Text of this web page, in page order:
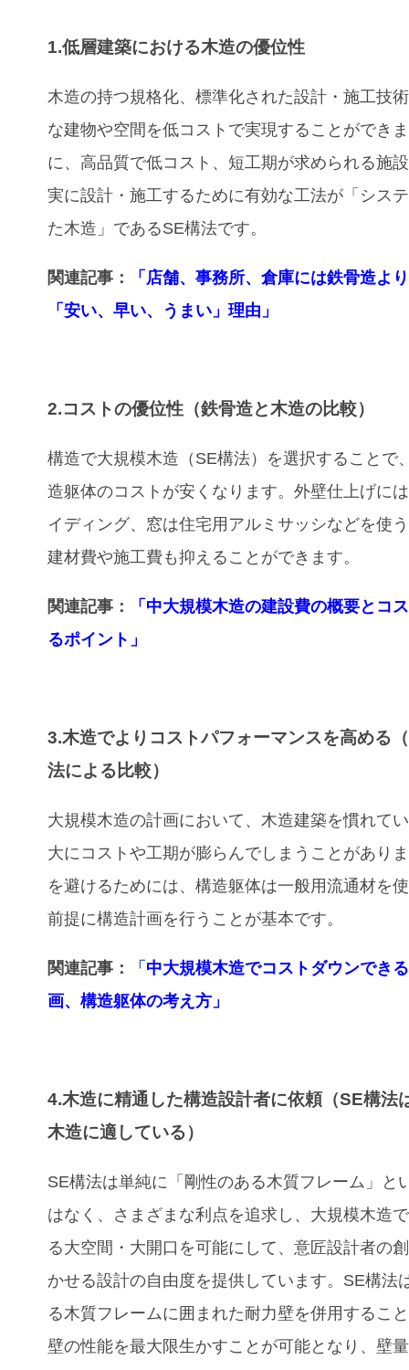
1.低層建築における木造の優位性
木造の持つ規格化、標準化された設計・施工技
な建物や空間を低コストで実現することができ
に、高品質で低コスト、短工期が求められる施
実に設計・施工するために有効な工法が「シス
た木造」であるSE構法です。
関連記事：
「店舗、事務所、倉庫には鉄骨造よ
「安い、早い、うまい」理由」
2.コストの優位性（鉄骨造と木造の比較）
構造で大規模木造（SE構法）を選択することで
造躯体のコストが安くなります。外壁仕上げに
イディング、窓は住宅用アルミサッシなどを使
建材費や施工費も抑えることができます。
関連記事：
「中大規模木造の建設費の概要とコ
るポイント」
3.木造でよりコストパフォーマンスを高める
法による比較）
大規模木造の計画において、木造建築を慣れて
大にコストや工期が膨らんでしまうことがあり
を避けるためには、構造躯体は一般用流通材を
前提に構造計画を行うことが基本です。
関連記事： 「 中大規模木造でコストダウンでき
画、構造躯体の考え方」
4.木造に精通した構造設計者に依頼（SE構法
木造に適している）
SE構法は単純に「剛性のある木質フレーム」と
はなく、さまざまな利点を追求し、大規模木造
る大空間・大開口を可能にして、意匠設計者の
かせる設計の自由度を提供しています。SE構法
る木質フレームに囲まれた耐力壁を併用するこ
壁の性能を最大限生かすことが可能となり、壁